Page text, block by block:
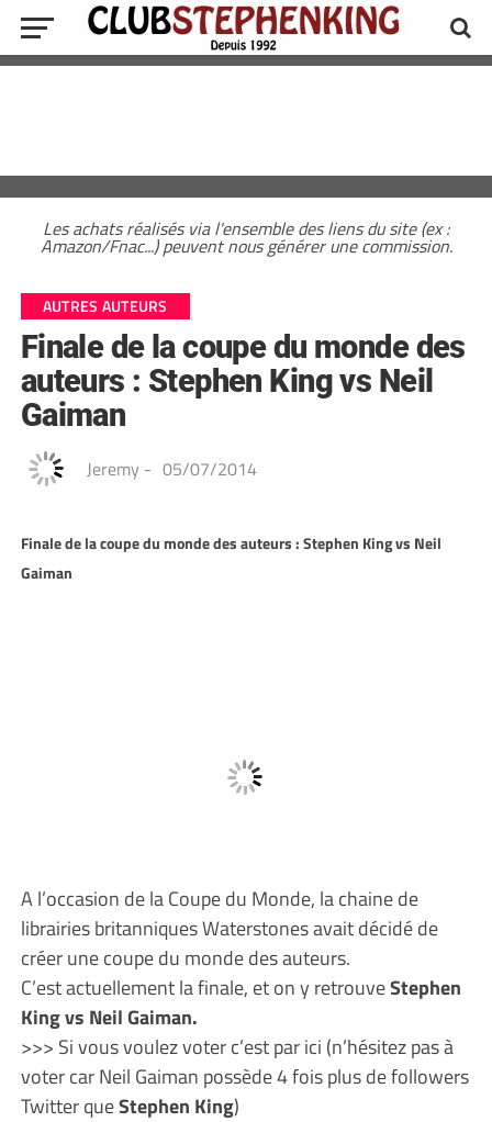
Les achats réalisés via l'ensemble des liens du site (ex :
Amazon/Fnac...) peuvent nous générer une commission.
AUTRES AUTEURS
Finale de la coupe du monde des
auteurs : Stephen King vs Neil
Gaiman
Jeremy - 05/07/2014
Finale de la coupe du monde des auteurs : Stephen King vs Neil
Gaiman
A l’occasion de la Coupe du Monde, la chaine de
librairies britanniques Waterstones avait décidé de
créer une coupe du monde des auteurs.
C’est actuellement la finale, et on y retrouveStephen
King vs Neil Gaiman.
>>> Si vous voulez voter c’est par ici (n’hésitez pas à
voter car Neil Gaiman possède 4 fois plus de followers
Twitter queStephen King)